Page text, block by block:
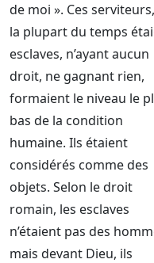
de moi ». Ces
la plupart du temps
esclaves, n’ayant aucun
droit, ne gagnant rien,
formaient le niveau le
bas de la condition
humaine. Ils étaient
considérés comme des
objets. Selon le droit
romain, les esclaves
n’étaient pas des
mais devant Dieu, ils